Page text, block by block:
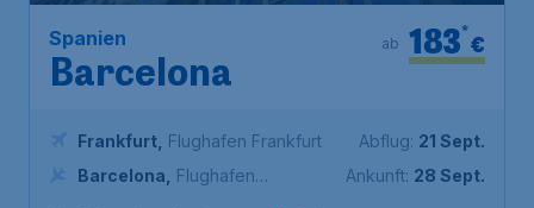
Spanien
Barcelona
€
183*
ab
Frankfurt Flughafen Frankfurt
Barcelona
Flughafen
Abflug: 21 Sept.
Ankunft: 28 Sept.